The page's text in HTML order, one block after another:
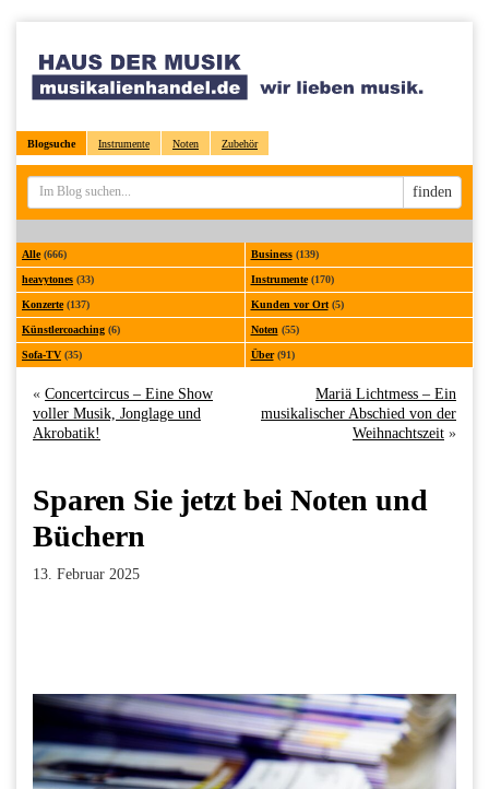
Blogsuche Instrumente Noten Zubehör
Sucheingabe
finden
Alle(666) Business(139)
heavytones (33) Instrumente(170)
Konzerte(137) Kunden vor Ort(5)
Künstlercoaching (6) Noten (55)
Sofa-TV (35) Über(91)
« Concertcircus – Eine Show
voller Musik, Jonglage und
Akrobatik!
Mariä Lichtmess – Ein
musikalischer Abschied von der
Weihnachtszeit »
Sparen Sie jetzt bei Noten und
Büchern
13. Februar 2025